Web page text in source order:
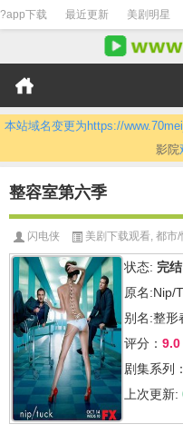
?app下载 最近更新 美剧明星
本站域名变更为https://
影院
整容室第六季
闪电侠 美剧下载观看, 都市/
状态: 完结
原名:Nip/
别名:整形
评分： 9.0
剧集系列
上次更新: